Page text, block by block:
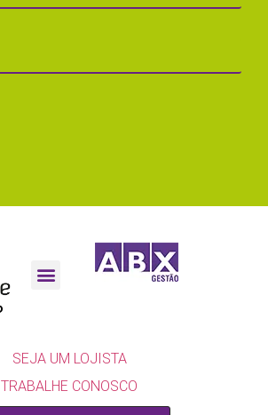
SEJA UM LOJISTA
TRABALHE CONOSCO